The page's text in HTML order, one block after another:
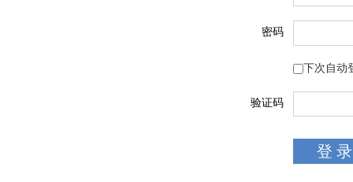
密码
下次自动
验证码